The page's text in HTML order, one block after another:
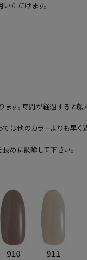
ただけます。
す。時間が経過すると顔
は他のカラーよりも早く
めに調節して下さい。